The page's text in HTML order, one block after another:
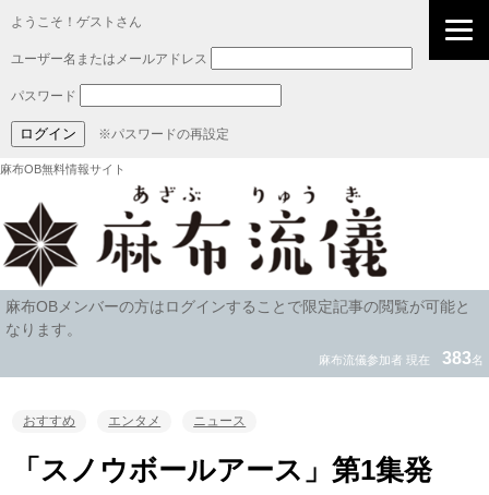
ようこそ！ゲストさん
ユーザー名またはメールアドレス
パスワード
※パスワードの再設定
麻布OB無料情報サイト
麻布OBメンバーの方はログインすることで限定記事の閲覧が可能と
なります。
麻布流儀参加者 現在 383名
おすすめ エンタメ ニュース
「スノウボールアース」第1集発